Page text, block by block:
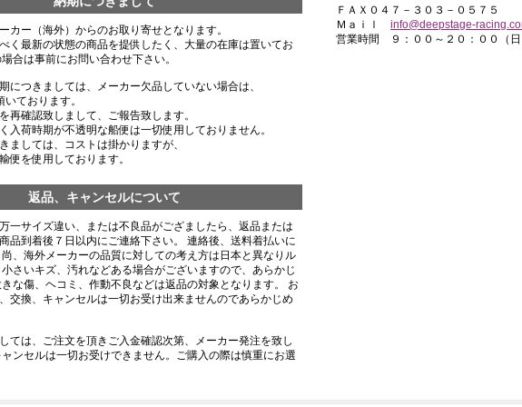
カー（海外）からのお取り寄せとなります。
く最新の状態の商品を提供したく、大量の在庫は置いてお
合は事前にお問い合わせ下さい。
につきましては、メーカー欠品していない場合は、
ております。
再確認致しまして、ご報告致します。
入荷時期が不透明な船便は一切使用しておりません。
ましては、コストは掛かりますが、
便を使用しております。
返品、キャンセルについて
一サイズ違い、または不良品がござましたら、返品または
品到着後７日以内にご連絡下さい。 連絡後、送料着払いに
、海外メーカーの品質に対しての考え方は日本と異なりル
さいキズ、汚れなどある場合がございますので、あらかじ
な傷、ヘコミ、作動不良などは返品の対象となります。 お
交換、キャンセルは一切お受け出来ませんのであらかじめ
ては、ご注文を頂きご入金確認次第、メーカー発注を致し
ンセルは一切お受けできません。ご購入の際は慎重にお選
ＦＡＸ０４７－３０３－０５７５
Ｍａｉｌ info@deepstage-
営業時間 ９：００～２０：００（日